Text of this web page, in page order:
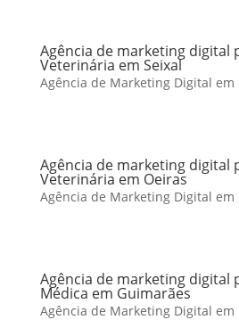
Agência de marketing digital
Veterinária em Seixal
Agência de Marketing Digital em
Agência de marketing digital
Veterinária em Oeiras
Agência de Marketing Digital em
Agência de marketing digital
Médica em Guimarães
Agência de Marketing Digital em